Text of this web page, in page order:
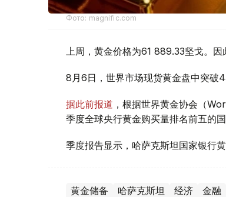
Фото: magnific.com
上周，黄金价格为61 889.33坚戈。
8月6日，世界市场现货黄金盘中突破
据此前报道 ，根据世界黄金协会（
季度全球央行黄金购买量排名前五的国
季度报告显示，哈萨克斯坦国家银行黄
黄金储备 哈萨克斯坦 经济 金融